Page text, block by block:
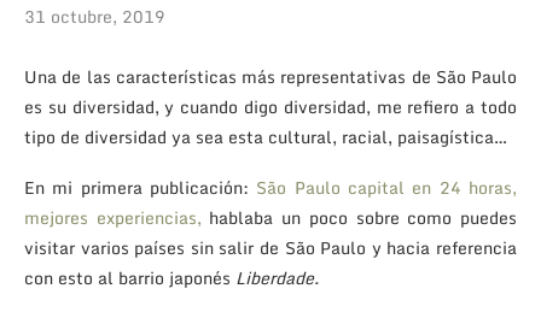
31 octubre, 2019
Una de las características más representativas de São Paulo
es su diversidad, y cuando digo diversidad, me refiero a todo
tipo de diversidad ya sea esta cultural, racial, paisagística…
En mi primera publicación: São Paulo capital en 24 horas,
mejores experiencias, hablaba un poco sobre como puedes
visitar varios países sin salir de São Paulo y hacia referencia
con esto al barrio japonés Liberdade.